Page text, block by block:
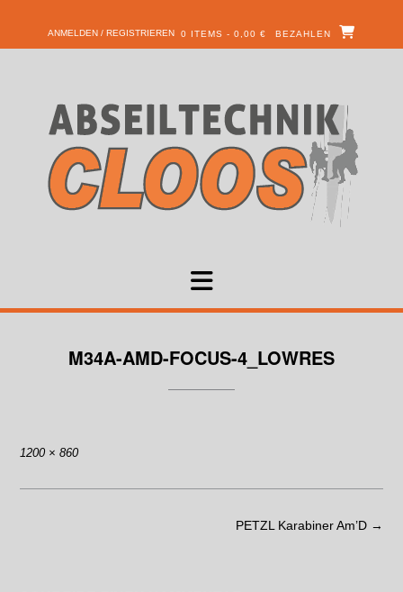
ANMELDEN / REGISTRIEREN 0 ITEMS - 0,00 € BEZAHLEN
M34A-AMD-FOCUS-4_LOWRES
1200 × 860
PETZL Karabiner Am’D →